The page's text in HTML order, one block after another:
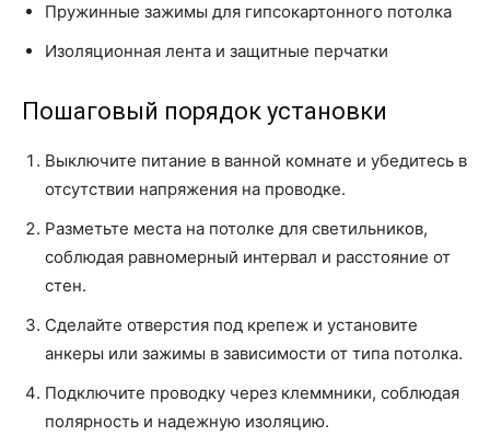
Пружинные зажимы для гипсокартонного потолка
Изоляционная лента и защитные перчатки
Пошаговый порядок установки
Выключите питание в ванной комнате и убедитесь в
отсутствии напряжения на проводке.
Разметьте места на потолке для светильников,
соблюдая равномерный интервал и расстояние от
стен.
Сделайте отверстия под крепеж и установите
анкеры или зажимы в зависимости от типа потолка.
Подключите проводку через клеммники, соблюдая
полярность и надежную изоляцию.